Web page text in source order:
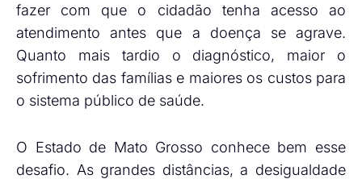
fazer com que o cidadão tenha acesso ao
atendimento antes que a doença se agrave.
Quanto mais tardio o diagnóstico, maior o
sofrimento das famílias e maiores os custos para
o sistema público de saúde.
O Estado de Mato Grosso conhece bem esse
desafio. As grandes distâncias, a desigualdade